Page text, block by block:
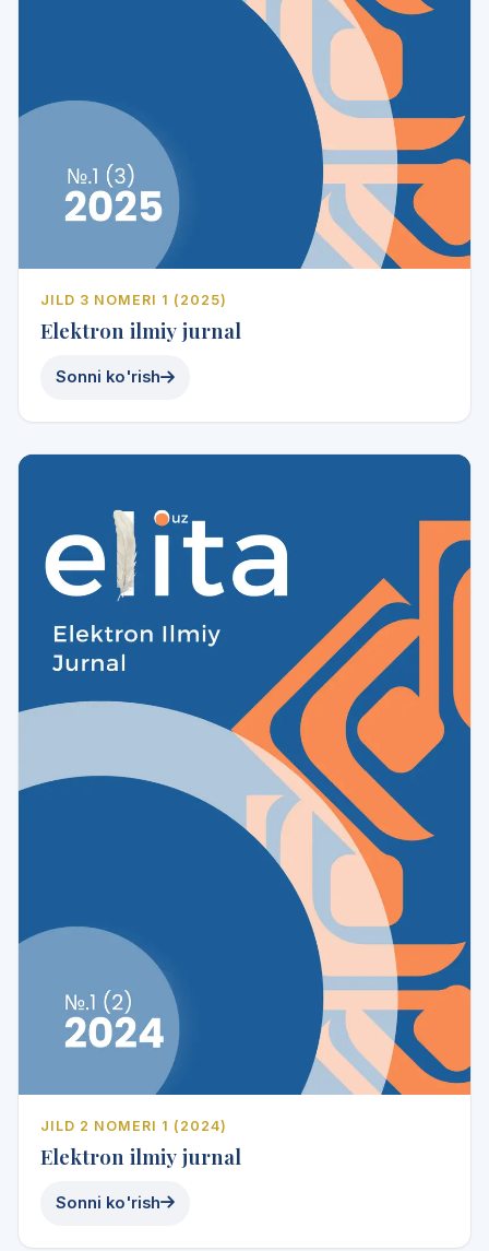
JILD 3 NOMERI 1 (2025)
Elektron ilmiy jurnal
Sonni ko'rish
JILD 2 NOMERI 1 (2024)
Elektron ilmiy jurnal
Sonni ko'rish